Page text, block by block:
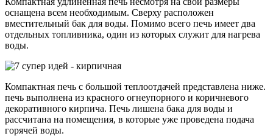
оснащена всем необходимым. Сверху расположен
вместительный бак для воды. Помимо всего печь имеет два
отдельных топливника, один из которых служит для нагрева
воды.
Компактная печь с большой теплоотдачей представлена ниже.
печь выполнена из красного огнеупорного и коричневого
декоративного кирпича. Печь лишена бака для воды и
рассчитана на помещения, в которые уже проведена подача
горячей воды.